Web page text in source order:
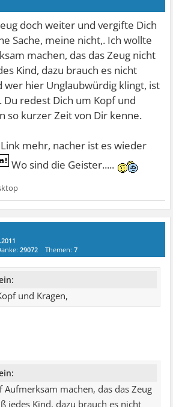
doch weiter und vergifte Dich
Sache, meine nicht,. Ich wollte
machen, das das Zeug nicht
Kind, dazu brauch es nicht
wer hier Unglaubwürdig klingt, ist
Du redest Dich um Kopf und
so kurzer Zeit von Dir kenne.
mehr, nacher ist es wieder
Wo sind die Geister.....
29072 Themen:7
und Kragen,
machen, das das Zeug
jedes Kind, dazu brauch es nicht